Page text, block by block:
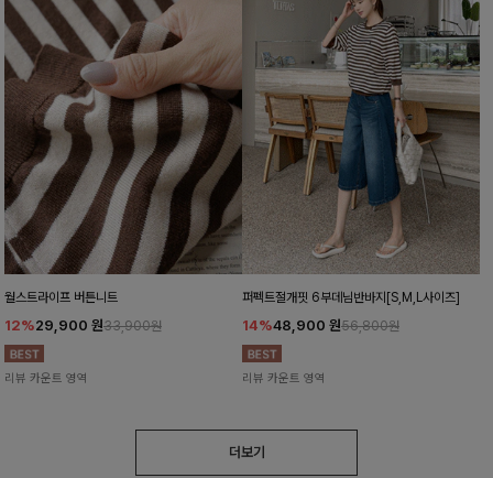
월스트라이프 버튼니트
12%29,900 원33,900원
리뷰 카운트 영역
퍼펙트절개핏 6부데님반바지[S,M,L사이즈]
14%48,900 원56,800원
리뷰 카운트 영역
더보기